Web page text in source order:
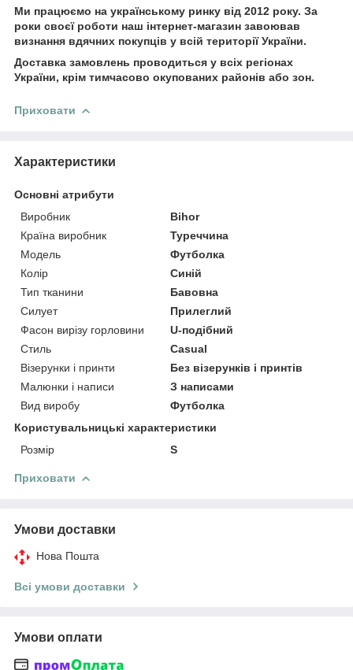
Ми працюємо на українському ринку від 2012 року. За
роки своєї роботи наш інтернет-магазин завоював
визнання вдячних покупців у всій території України.
Доставка замовлень проводиться у всіх регіонах
України, крім тимчасово окупованих районів або зон.
Приховати
Характеристики
Основні атрибути
Виробник
Bihor
Країна виробник
Туреччина
Модель
Футболка
Колір
Синій
Тип тканини
Бавовна
Силует
Прилеглий
Фасон вирізу горловини
U-подібний
Стиль
Casual
Візерунки і принти
Без візерунків і принтів
Малюнки і написи
З написами
Вид виробу
Футболка
Користувальницькі характеристики
Розмір
S
Приховати
Умови доставки
Нова Пошта
Всі умови доставки
Умови оплати